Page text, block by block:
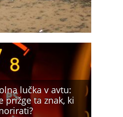
lučka v avtu:
prižge ta znak, ki